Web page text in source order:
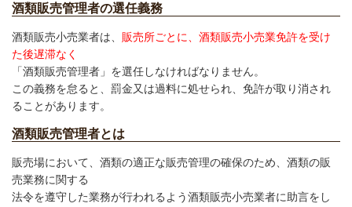
酒類販売管理者の選任義務
酒類販売小売業者は、 販売所ごとに、酒類販売小売業免許を受け
た後遅滞なく
「酒類販売管理者」を選任しなければなりません。
この義務を怠ると、罰金又は過料に処せられ、免許が取り消され
ることがあります。
酒類販売管理者とは
販売場において、酒類の適正な販売管理の確保のため、酒類の販
売業務に関する
法令を遵守した業務が行われるよう酒類販売小売業者に助言をし